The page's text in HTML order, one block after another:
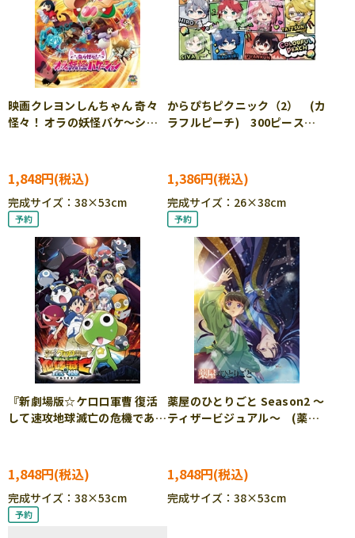
映画クレヨンしんちゃん 奇々
怪々！ オラの妖怪バケ～ショ
●予約 ENS-300-L707
1,848円
完成サイズ：38×53cm
からぴちピクニック（2） (カ
ラフルピーチ) 300ピース
1,386円
完成サイズ：26×38cm
『新劇場版☆ケロロ軍曹 復活
して速攻地球滅亡の危機であり
●予約 ENS-500-904
1,848円
完成サイズ：38×53cm
薬屋のひとりごと Season2 ～
ティザービジュアル～ (薬屋
ENS-500-909
1,848円
完成サイズ：38×53cm